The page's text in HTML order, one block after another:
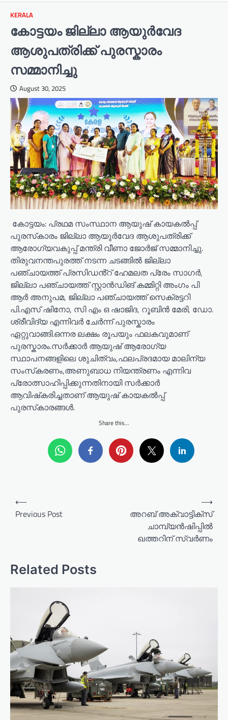
KERALA
കോട്ടയം ജില്ലാ ആയുർവേദ
ആശുപത്രിക്ക് പുരസ്കാരം
സമ്മാനിച്ചു
August 30, 2025
​ കോട്ടയം: പ്രഥമ സംസ്ഥാന ആയുഷ് കായകൽപ്പ്
പുരസ്‌കാരം ജില്ലാ ആയുർവേദ ആശുപത്രിക്ക്
ആരോഗ്യവകുപ്പ് മന്ത്രി വീണാ ജോർജ് സമ്മാനിച്ചു.
തിരുവനന്തപുരത്ത് നടന്ന ചടങ്ങിൽ ജില്ലാ
പഞ്ചായത്ത് പ്രസിഡൻ്റ് ഹേമലത പ്രേം സാഗർ,
ജില്ലാ പഞ്ചായത്ത് സ്റ്റാൻഡിങ് കമ്മിറ്റി അംഗം പി
ആർ അനുപമ, ജില്ലാ പഞ്ചായത്ത് സെക്രട്ടറി
പി.എസ് ഷിനോ, സി എം ഒ ഷാജിദ, റൂബിൻ മേരി, ഡോ.
ശ്രീവിദ്യ എന്നിവർ ചേർന്ന് പുരസ്കാരം
ഏറ്റുവാങ്ങി.ഒന്നര ലക്ഷം രൂപയും ഫലകവുമാണ്
പുരസ്കാരം.സർക്കാർ ആയുഷ് ആരോഗ്യ
സ്ഥാപനങ്ങളിലെ ശുചിത്വം,ഫലപ്രദമായ മാലിന്യ
സംസ്‌കരണം,അണുബാധ നിയന്ത്രണം എന്നിവ
പ്രോത്സാഹിപ്പിക്കുന്നതിനായി സർക്കാർ
ആവിഷ്‌കരിച്ചതാണ് ആയുഷ് കായകൽപ്പ്
പുരസ്‌കാരങ്ങൾ.
Share this...
P
n
a
a
t
i
o
n
⟵
Previous Post
അറബ് അക്വാട്ടിക്സ്
ചാമ്പ്യൻഷിപ്പിൽ
ഖത്തറിന് സ്വർണം
⟶
Related Posts